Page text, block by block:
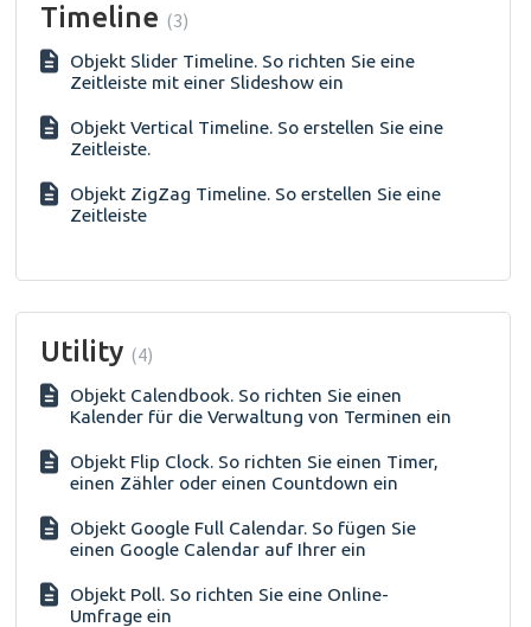
Timeline 3
Objekt Slider Timeline. So richten Sie eine
Zeitleiste mit einer Slideshow ein
Objekt Vertical Timeline. So erstellen Sie eine
Zeitleiste.
Objekt ZigZag Timeline. So erstellen Sie eine
Zeitleiste
Utility 4
Objekt Calendbook. So richten Sie einen
Kalender für die Verwaltung von Terminen ein
Objekt Flip Clock. So richten Sie einen Timer,
einen Zähler oder einen Countdown ein
Objekt Google Full Calendar. So fügen Sie
einen Google Calendar auf Ihrer ein
Objekt Poll. So richten Sie eine Online-
Umfrage ein